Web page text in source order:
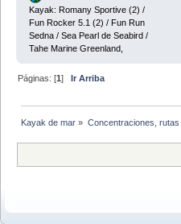
Kayak: Romany Sportive (2) /
Fun Rocker 5.1 (2) / Fun Run
Sedna / Sea Pearl de Seabird /
Tahe Marine Greenland,
Páginas: [1]Ir Arriba
Kayak de mar » Concentraciones,